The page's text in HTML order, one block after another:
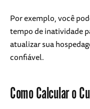
Por exemplo, você
tempo de inatividade
atualizar sua
confiável.
Como Calcular o